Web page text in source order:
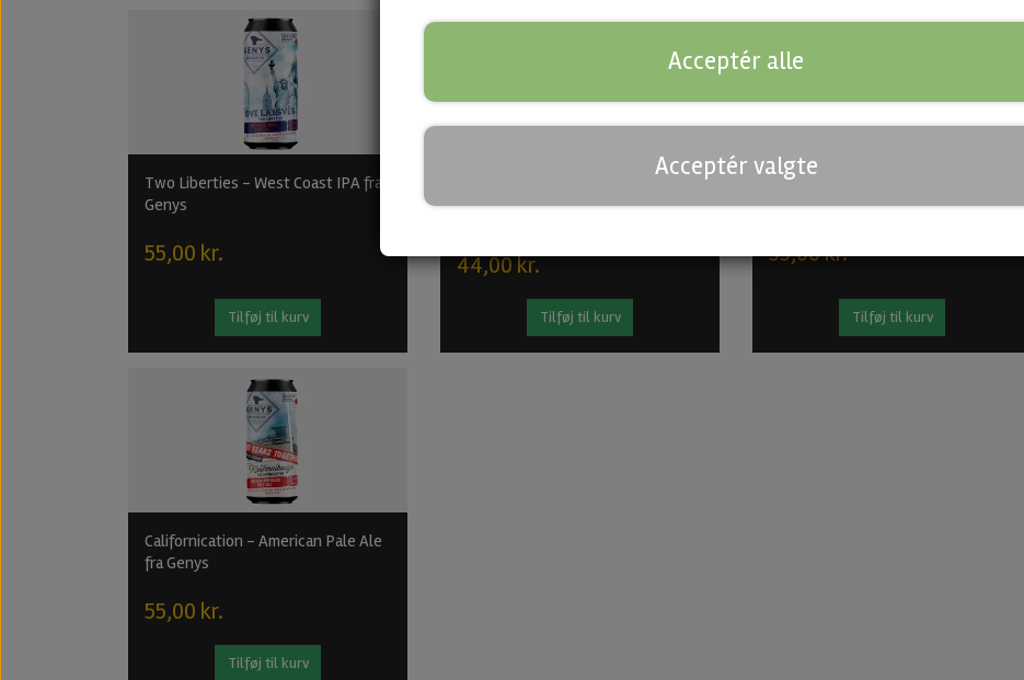
Two Liberties - West Coast IPA fra
Genys
55,00 kr.
Tilføj til kurv
-20%
44,00 kr.
Tilføj til kurv
Mango Gelato - Fruit Beer fra
Genys
55,00 kr.
Tilføj til kurv
Californication - American Pale Ale
fra Genys
55,00 kr.
Tilføj til kurv
Acceptér alle
Acceptér valgte